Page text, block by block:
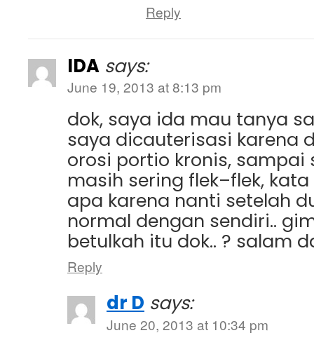
Reply
IDA says:
June 19, 2013 at 8:13 pm
dok, saya ida mau tanya
saya dicauterisasi karena
orosi portio kronis, sampai
masih sering flek–flek,
apa karena nanti setelah
normal dengan sendiri..
betulkah itu dok.. ? salam
Reply
dr D says:
June 20, 2013 at 10:34 pm